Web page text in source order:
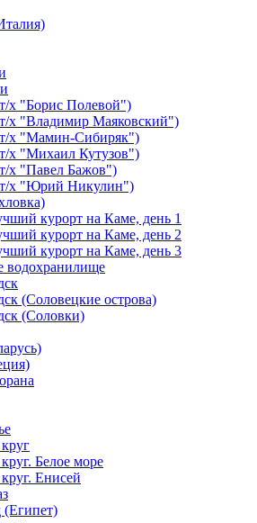
х "Борис Полевой")
х "Владимир Маяковский")
х "Мамин-Сибиряк")
х "Михаил Кутузов")
х "Павел Бажов")
х "Юрий Никулин")
курорт на Каме, день 1
курорт на Каме, день 2
курорт на Каме, день 3
водохранилище
(Соловецкие острова)
(Соловки)
Белое море
Енисей